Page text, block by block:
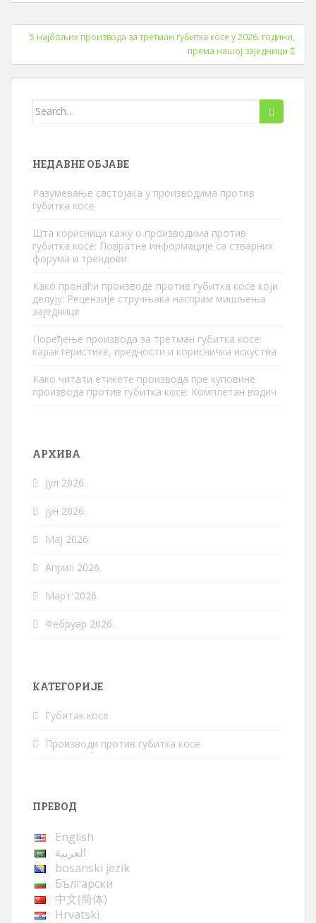
Навигација
објавама
5 најбољих производа за третман губитка косе у 2026. години,
према нашој заједници
Претражи:
НЕДАВНЕ ОБЈАВЕ
Разумевање састојака у производима против
губитка косе
Шта корисници кажу о производима против
губитка косе: Повратне информације са стварних
форума и трендови
Како пронаћи производе против губитка косе који
делују: Рецензије стручњака наспрам мишљења
заједнице
Поређење производа за третман губитка косе:
карактеристике, предности и корисничка искуства
Како читати етикете производа пре куповине
производа против губитка косе: Комплетан водич
АРХИВА
Јул 2026.
јун 2026.
Мај 2026.
Април 2026.
Март 2026.
Фебруар 2026.
КАТЕГОРИЈЕ
Губитак косе
Производи против губитка косе
ПРЕВОД
English
العربية
bosanski jezik
Български
中文(简体)
Hrvatski